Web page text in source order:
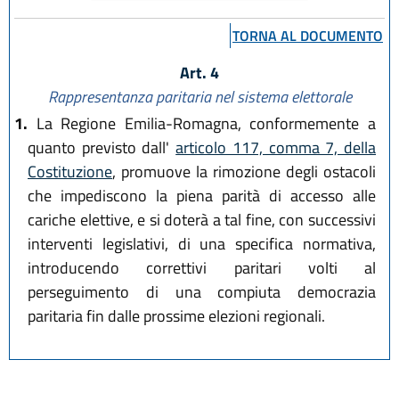
L.R. 1 agosto 2019, n. 15
L.R. 29 dicembre 2020 n. 11
L.R. 20 maggio 2021, n. 4
L.R. 14 giugno 2024, n. 7
L.R. 25 luglio 2025, n. 9
L.R. 28 luglio 2026, n. 9
TORNA AL DOCUMENTO
Art. 4
Rappresentanza paritaria nel sistema elettorale
1. La Regione Emilia-Romagna, conformemente a
quanto previsto dall'articolo 117, comma 7, della
Costituzione, promuove la rimozione degli ostacoli
che impediscono la piena parità di accesso alle
cariche elettive, e si doterà a tal fine, con successivi
interventi legislativi, di una specifica normativa,
introducendo correttivi paritari volti al
perseguimento di una compiuta democrazia
paritaria fin dalle prossime elezioni regionali.